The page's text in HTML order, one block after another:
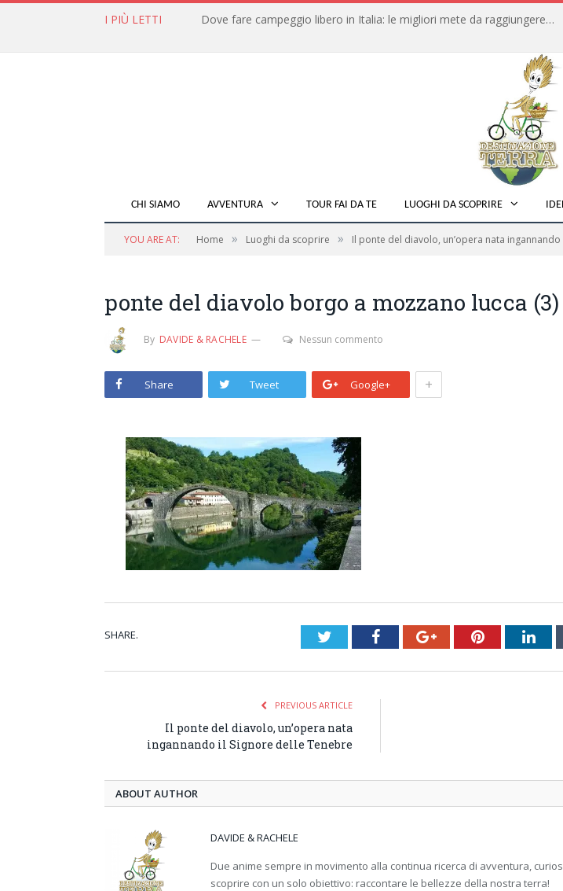
I PIÙ LETTI Dove fare campeggio libero in Italia: le migliori mete da raggiungere in traghetto
CHI SIAMO AVVENTURA TOUR FAI DA TE LUOGHI DA SCOPRIRE
YOU ARE AT: Home » Luoghi da scoprire » Il ponte del diavolo, un’opera nata
ponte del diavolo borgo a mozzano lucca (3)
By DAVIDE & RACHELE Nessun commento
Share Tweet Google+ +
SHARE. TwitterFacebookGoogle+Pinterest
PREVIOUS ARTICLE
Il ponte del diavolo, un’opera nata
ingannando il Signore delle Tenebre
ABOUT AUTHOR
DAVIDE & RACHELE
Due anime sempre in movimento alla continua ricerca di avventura,
scoprire con un solo obiettivo: raccontare le bellezze della nostra terra!